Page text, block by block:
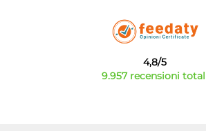
4,8/5
9.957 recensioni